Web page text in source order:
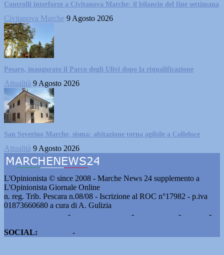
Controlli interforze a Civitanova Marche: il bilancio del fine settimana
Civitanova Marche 9 Agosto 2026
Pesaro, inaugurato il Parco degli Ulivi dopo la riqualificazione
Attualità 9 Agosto 2026
San Severino Marche, sisma: abitazione torna agibile a Colleluce
Attualità 9 Agosto 2026
L'Opinionista © since 2008 - Marche News 24 supplemento a
L'Opinionista Giornale Online
n. reg. Trib. Pescara n.08/08 - Iscrizione al ROC n°17982 - p.iva
01873660680 a cura di A. Gulizia
- - -
-
SOCIAL:
-